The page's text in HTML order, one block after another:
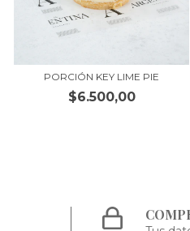
PORCIÓN KEY LIME PIE
$6.500,00